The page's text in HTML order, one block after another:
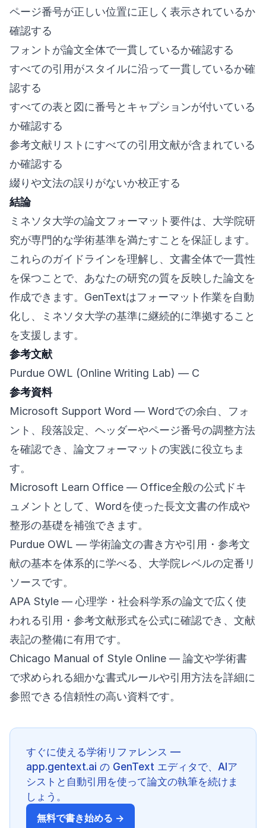
ページ番号が正しい位置に正しく表示されているか
確認する
フォントが論文全体で一貫しているか確認する
すべての引用がスタイルに沿って一貫しているか確
認する
すべての表と図に番号とキャプションが付いている
か確認する
参考文献リストにすべての引用文献が含まれている
か確認する
綴りや文法の誤りがないか校正する
結論
ミネソタ大学の論文フォーマット要件は、大学院研
究が専門的な学術基準を満たすことを保証します。
これらのガイドラインを理解し、文書全体で一貫性
を保つことで、あなたの研究の質を反映した論文を
作成できます。GenTextはフォーマット作業を自動
化し、ミネソタ大学の基準に継続的に準拠すること
を支援します。
参考文献
Purdue OWL (Online Writing Lab) — C
参考資料
Microsoft Support Word — Wordでの余白、フォ
ント、段落設定、ヘッダーやページ番号の調整方法
を確認でき、論文フォーマットの実践に役立ちま
す。
Microsoft Learn Office — Office全般の公式ドキ
ュメントとして、Wordを使った長文文書の作成や
整形の基礎を補強できます。
Purdue OWL — 学術論文の書き方や引用・参考文
献の基本を体系的に学べる、大学院レベルの定番リ
ソースです。
APA Style — 心理学・社会科学系の論文で広く使
われる引用・参考文献形式を公式に確認でき、文献
表記の整備に有用です。
Chicago Manual of Style Online — 論文や学術書
で求められる細かな書式ルールや引用方法を詳細に
参照できる信頼性の高い資料です。
すぐに使える学術リファレンス —
app.gentext.ai の GenText エディタで、AIア
シストと自動引用を使って論文の執筆を続けま
しょう。
無料で書き始める →